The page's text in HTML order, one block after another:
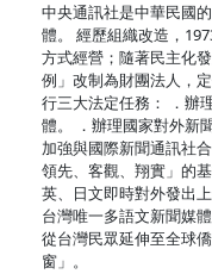
中央通訊社是中華民國
體。 經歷組織改造，
方式經營；隨著民主化
例」改制為財團法人，
行三大法定任務： ．辦
體。 ．辦理國家對外新
加強與國際新聞通訊社
領先、客觀、翔實」的
英、日文即時對外發出
台灣唯一多語文新聞媒
從台灣民眾延伸至全球
窗」。